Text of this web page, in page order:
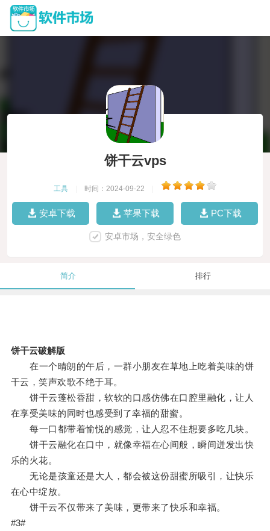
饼干云vps
工具 时间：2024-09-22
安卓下载 苹果下载 PC下载
安卓市场，安全绿色
简介 排行
饼干云破解版
在一个晴朗的午后，一群小朋友在草地上吃着美味的饼
干云，笑声欢歌不绝于耳。
饼干云蓬松香甜，软软的口感仿佛在口腔里融化，让人
在享受美味的同时也感受到了幸福的甜蜜。
每一口都带着愉悦的感觉，让人忍不住想要多吃几块。
饼干云融化在口中，就像幸福在心间般，瞬间迸发出快
乐的火花。
无论是孩童还是大人，都会被这份甜蜜所吸引，让快乐
在心中绽放。
饼干云不仅带来了美味，更带来了快乐和幸福。
#3#